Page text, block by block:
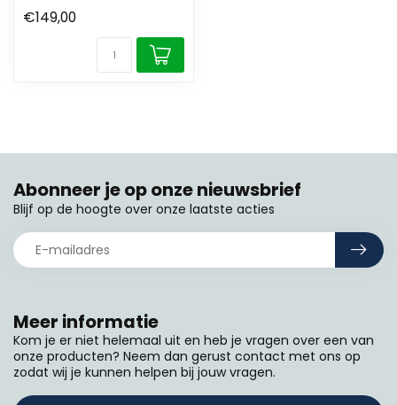
€149,00
Meer informatie
Kom je er niet helemaal uit en heb je vragen over een van
onze producten? Neem dan gerust contact met ons op
zodat wij je kunnen helpen bij jouw vragen.
Abonneer je op onze nieuwsbrief
Blijf op de hoogte over onze laatste acties